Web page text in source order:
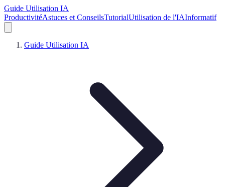
Guide Utilisation IA
ProductivitéAstuces et ConseilsTutorialUtilisation de l'IAInformatif
Guide Utilisation IA